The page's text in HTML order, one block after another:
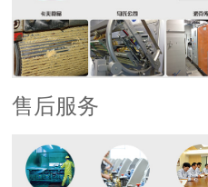
售后服务